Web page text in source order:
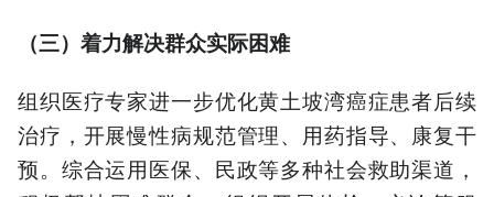
（三）着力解决群众实际困难
组织医疗专家进一步优化黄土坡湾癌症患者后续
治疗，开展慢性病规范管理、用药指导、康复干
预。综合运用医保、民政等多种社会救助渠道，